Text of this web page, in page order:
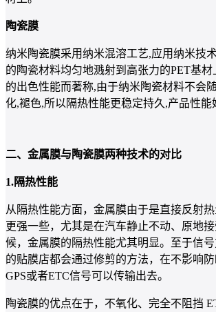
陶瓷膜
纳米陶瓷膜采用纳米混溶工艺,应用纳米技
的陶瓷材料均匀地溅射到高张力的PET基
的出色性能而著称,由于纳米陶瓷材料不会
化,褪色,所以隔热性能更稳定持久,产品性能
二、金属膜与陶瓷膜两种技术的对比
1.隔热性能
从隔热性能方面，金属膜由于是直接反射
更强一些，尤其是在汽车静止不动、原地
候，金属膜的隔热性能尤其明显。至于信
的贴膜店都会通过修剪的方法，在不影响
GPS或者ETC信号可以传输出去。
陶瓷膜的优点在于，不氧化、完全不阻挡